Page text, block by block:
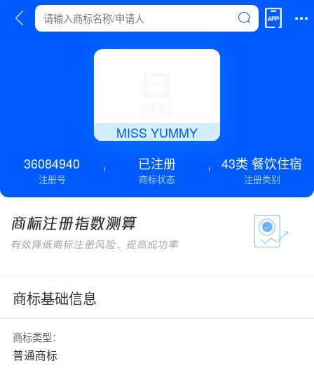
MISS YUMMY
36084940
注册号
已注册
商标状态
43类 餐饮住宿
注册类别
商标基础信息
商标类型：
普通商标